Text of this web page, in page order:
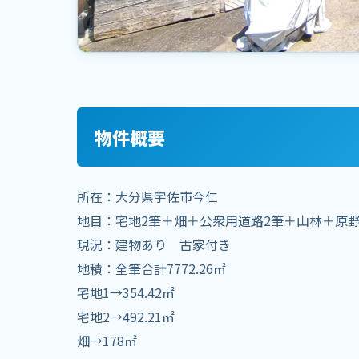
物件概要
所在：大分県宇佐市今仁
地目：宅地2筆＋畑＋公衆用道路2筆＋山林＋原
現況：建物あり 古家付き
地積：全筆合計7772.26㎡
宅地1→354.42㎡
宅地2→492.21㎡
畑→178㎡